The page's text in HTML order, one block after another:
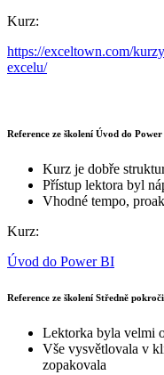
Kurz:
https://exceltown.com/
excelu/
Reference ze školení Úvod do
Kurz je dobře
Přístup lektora byl
Vhodné tempo,
Kurz:
Úvod do Power BI
Reference ze školení Středně
Lektorka byla velmi
Vše vysvětlovala v
zopakovala